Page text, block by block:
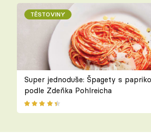
TĚSTOVINY
Super jednoduše: Špagety s
podle Zdeňka Pohlreicha